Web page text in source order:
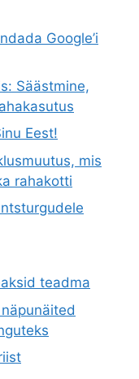
Google’i
Säästmine,
Eest!
mis
rahakotti
teadma